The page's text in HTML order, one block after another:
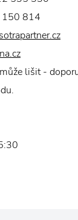
814
lišit -